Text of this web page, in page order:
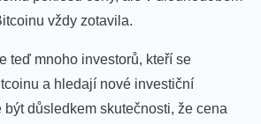
⁢vždy zotavila.
teď ⁤mnoho​ investorů, ‌kteří ​se
a hledají ⁤nové ​investiční​
být důsledkem skutečnosti, že cena